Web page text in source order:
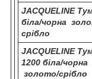
JACQUELINE
біла/чорна
срібло
JACQUELINE
1200 біла/чорна
золото/срібло